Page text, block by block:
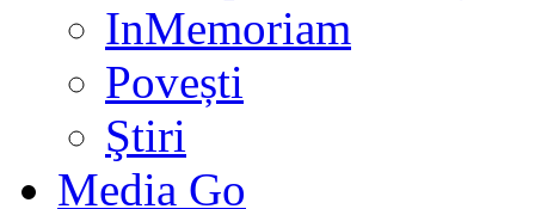
InMemoriam
Povești
Ştiri
Media Go